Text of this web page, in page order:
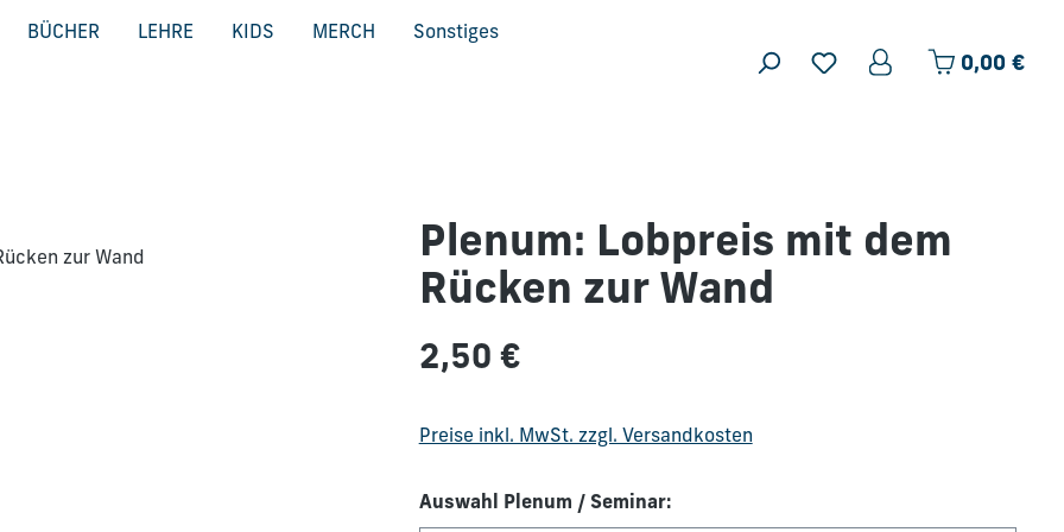
BÜCHER LEHRE KIDS MERCH Sonstiges
0,00 €
Plenum: Lobpreis mit dem
Rücken zur Wand
Regulärer Preis:
2,50 €
Preise inkl. MwSt. zzgl. Versandkosten
Auswahl Plenum / Seminar: